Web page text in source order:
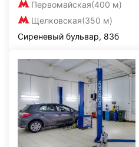
Первомайская(400 м)
Щелковская(350 м)
Сиреневый бульвар, 83б